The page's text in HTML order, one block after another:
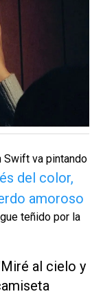
Swift va pintando
del color,
amoroso
teñido por la
al cielo y